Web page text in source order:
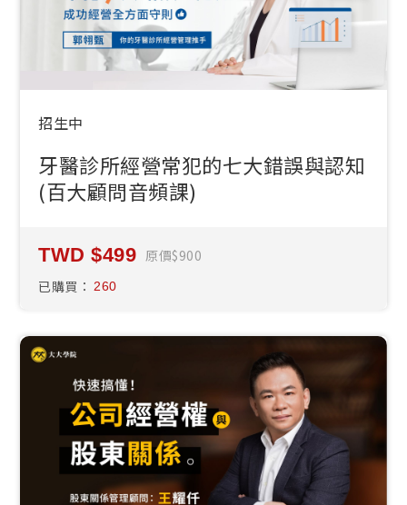
招生中
牙醫診所經營常犯的七大錯誤與認知
(百大顧問音頻課)
499 原價 900
已購買：
260